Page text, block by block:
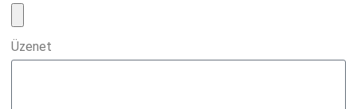
Üzenet